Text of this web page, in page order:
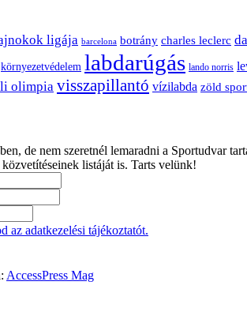
ligája barcelona botrány charles leclerc
környezetvédelem labdarúgás lando norris
olimpia visszapillantó vízilabda zöld
de nem szeretnél lemaradni a Sportudvar
listáját is. Tarts velünk!
az adatkezelési tájékoztatót.
AccessPress Mag